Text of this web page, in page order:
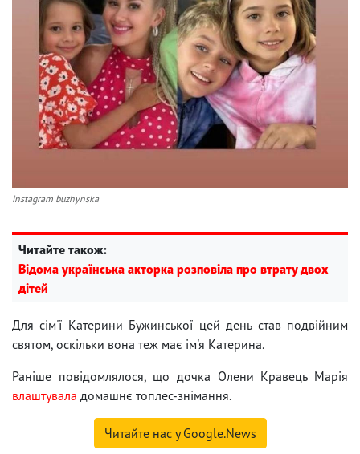
instagram buzhynska
Читайте також:
Відома українська акторка розповіла про втрату двох
дітей
Для сім'ї Катерини Бужинської цей день став подвійним
святом, оскільки вона теж має ім'я Катерина.
Раніше повідомлялося, що дочка Олени Кравець Марія
влаштувала домашнє топлес-знімання.
Читайте нас у Google.News